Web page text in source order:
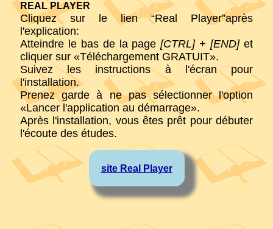
REAL PLAYER
Cliquez sur le lien “Real Player”après
l'explication:
Atteindre le bas de la page[CTRL] + [END]et
cliquer sur «Téléchargement GRATUIT».
Suivez les instructions à l'écran pour
l'installation.
Prenez garde à ne pas sélectionner l'option
«Lancer l'application au démarrage».
Après l'installation, vous êtes prêt pour débuter
l'écoute des études.
site Real Player